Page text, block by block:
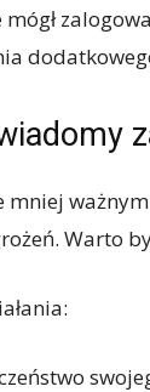
mógł
mniej
Warto